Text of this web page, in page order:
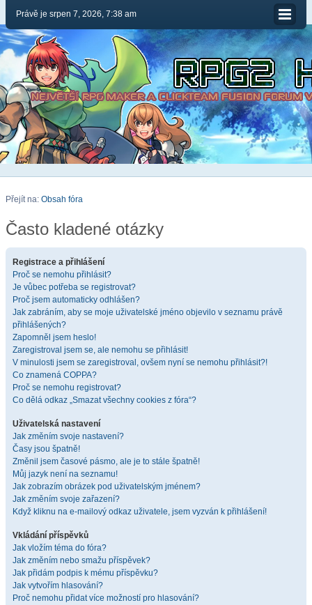
Právě je srpen 7, 2026, 7:38 am
Přejít na: Obsah fóra
Často kladené otázky
Registrace a přihlášení
Proč se nemohu přihlásit?
Je vůbec potřeba se registrovat?
Proč jsem automaticky odhlášen?
Jak zabráním, aby se moje uživatelské jméno objevilo v seznamu právě
přihlášených?
Zapomněl jsem heslo!
Zaregistroval jsem se, ale nemohu se přihlásit!
V minulosti jsem se zaregistroval, ovšem nyní se nemohu přihlásit?!
Co znamená COPPA?
Proč se nemohu registrovat?
Co dělá odkaz „Smazat všechny cookies z fóra“?
Uživatelská nastavení
Jak změním svoje nastavení?
Časy jsou špatně!
Změnil jsem časové pásmo, ale je to stále špatně!
Můj jazyk není na seznamu!
Jak zobrazím obrázek pod uživatelským jménem?
Jak změním svoje zařazení?
Když kliknu na e-mailový odkaz uživatele, jsem vyzván k přihlášení!
Vkládání příspěvků
Jak vložím téma do fóra?
Jak změním nebo smažu příspěvek?
Jak přidám podpis k mému příspěvku?
Jak vytvořím hlasování?
Proč nemohu přidat více možností pro hlasování?